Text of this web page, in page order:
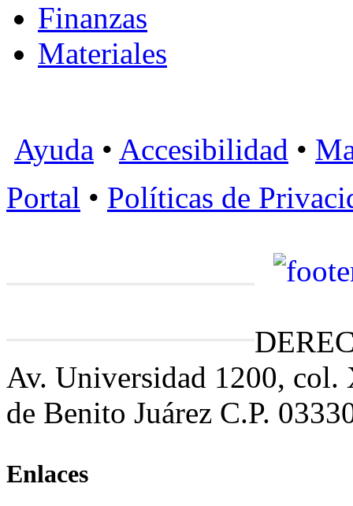
Finanzas
Materiales
Ayuda • Accesibilidad •
Portal • Políticas de
Av. Universidad 1200,
de Benito Juárez C.P.
Enlaces